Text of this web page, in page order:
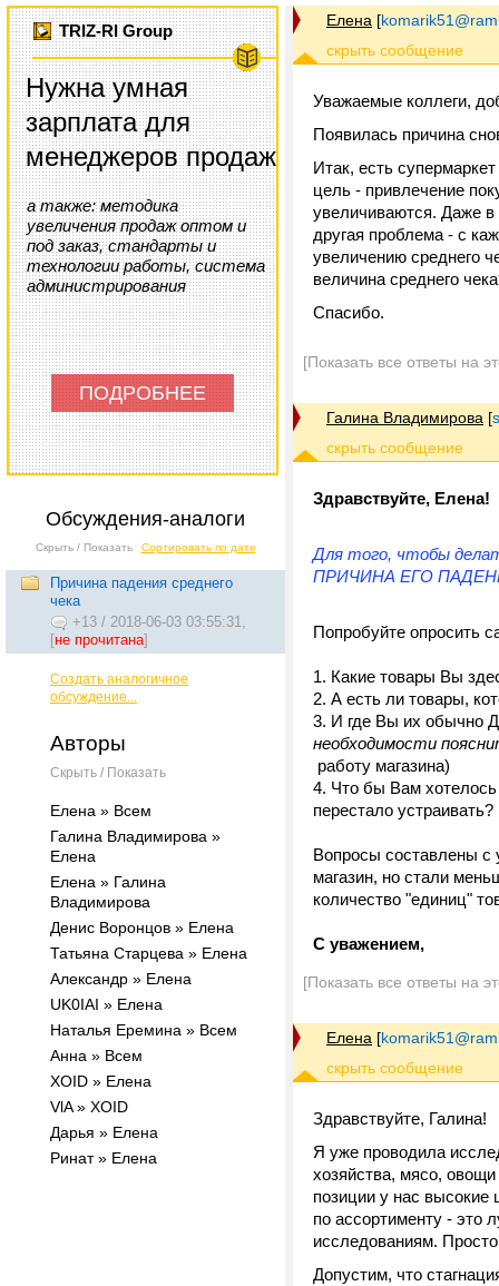
TRIZ-RI Group
Нужна умная
зарплата для
менеджеров продаж
а также: методика
увеличения продаж оптом и
под заказ, стандарты и
технологии работы, система
администрирования
ПОДРОБНЕЕ
Обсуждения-аналоги
Скрыть / Показать Сортировать по дате
Причина падения среднего
чека
+13 / 2018-06-03 03:55:31,
[не прочитана]
Создать аналогичное
обсуждение...
Авторы
Скрыть / Показать
Елена » Всем
Галина Владимирова »
Елена
Елена » Галина
Владимирова
Денис Воронцов » Елена
Татьяна Старцева » Елена
Александр » Елена
UK0IAI » Елена
Наталья Еремина » Всем
Анна » Всем
XOID » Елена
VlA » XOID
Дарья » Елена
Ринат » Елена
Елена [
Уважаемые коллеги,
Появилась причина
Итак, есть
цель - привлечение
увеличиваются. Даже в
другая проблема - с
увеличению
величина среднего
Спасибо.
[Показать все ответы на
Галина Владимирова [
Здравствуйте, Елена!
Для того, чтобы
ПРИЧИНА ЕГО
Попробуйте опросить
1. Какие товары Вы
2. А есть ли товары,
3. И где Вы их обычно
необходимости
работу магазина)
4. Что бы Вам хотелось
перестало устраивать?
Вопросы составлены с
магазин, но стали
количество "единиц"
С уважением,
[Показать все ответы на
Елена [
Здравствуйте, Галина!
Я уже проводила
хозяйства, мясо,
позиции у нас
по ассортименту - это
исследованиям.
Допустим, что